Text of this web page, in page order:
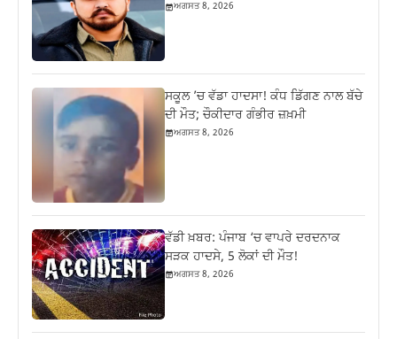
ਅਗਸਤ 8, 2026
ਸਕੂਲ ’ਚ ਵੱਡਾ ਹਾਦਸਾ! ਕੰਧ ਡਿੱਗਣ ਨਾਲ ਬੱਚੇ
ਦੀ ਮੌਤ; ਚੌਕੀਦਾਰ ਗੰਭੀਰ ਜ਼ਖ਼ਮੀ
ਅਗਸਤ 8, 2026
ਵੱਡੀ ਖ਼ਬਰ: ਪੰਜਾਬ ‘ਚ ਵਾਪਰੇ ਦਰਦਨਾਕ
ਸੜਕ ਹਾਦਸੇ, 5 ਲੋਕਾਂ ਦੀ ਮੌਤ!
ਅਗਸਤ 8, 2026